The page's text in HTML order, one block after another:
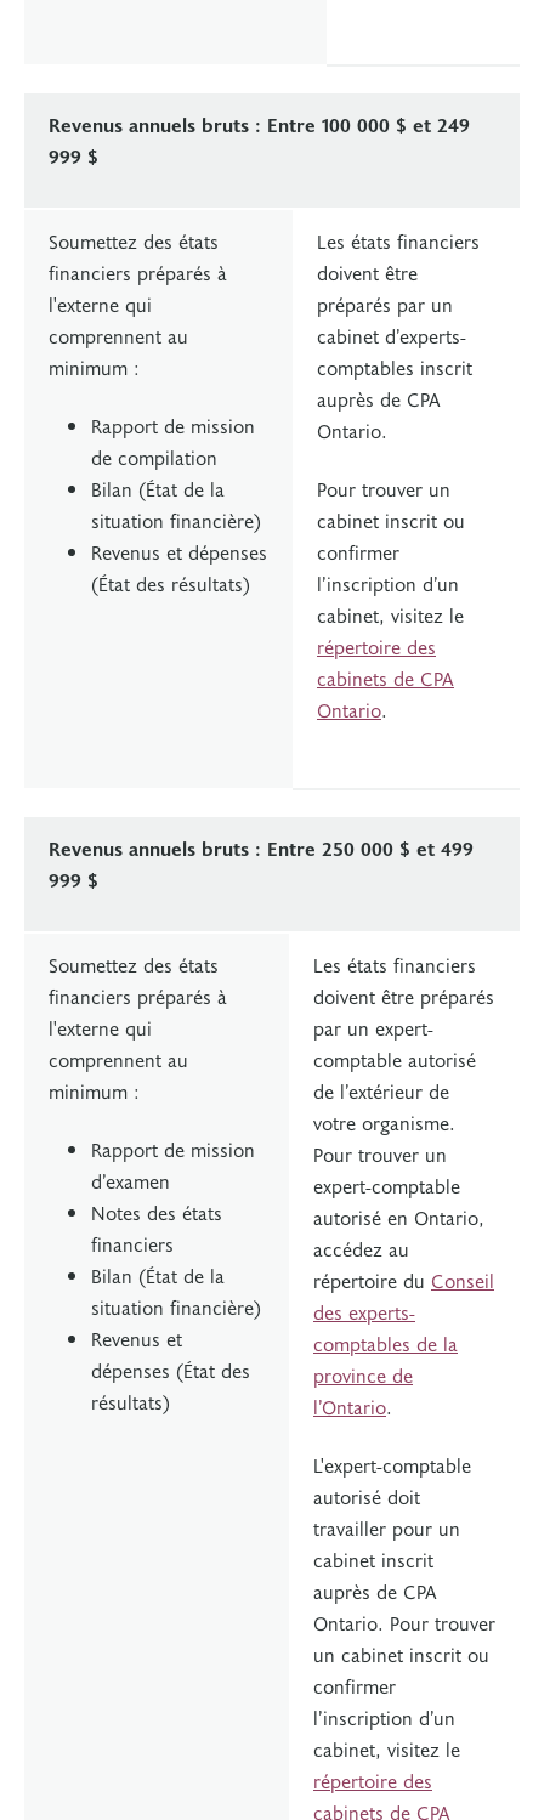
Revenus annuels bruts : Entre 100 000 $ et 249
999 $
Soumettez des états
financiers préparés à
l'externe qui
comprennent au
minimum :
Rapport de mission
de compilation
Bilan (État de la
situation financière)
Revenus et dépenses
(État des résultats)
Les états financiers
doivent être
préparés par un
cabinet d’experts-
comptables inscrit
auprès de CPA
Ontario.
Pour trouver un
cabinet inscrit ou
confirmer
l’inscription d’un
cabinet, visitez le
répertoire des
cabinets de CPA
Ontario.
Revenus annuels bruts : Entre 250 000 $ et 499
999 $
Soumettez des états
financiers préparés à
l'externe qui
comprennent au
minimum :
Rapport de mission
d’examen
Notes des états
financiers
Bilan (État de la
situation financière)
Revenus et
dépenses (État des
résultats)
Les états financiers
doivent être préparés
par un expert-
comptable autorisé
de l’extérieur de
votre organisme.
Pour trouver un
expert-comptable
autorisé en Ontario,
accédez au
répertoire du Conseil
des experts-
comptables de la
province de
l’Ontario.
L'expert-comptable
autorisé doit
travailler pour un
cabinet inscrit
auprès de CPA
Ontario. Pour trouver
un cabinet inscrit ou
confirmer
l’inscription d’un
cabinet, visitez le
répertoire des
cabinets de CPA